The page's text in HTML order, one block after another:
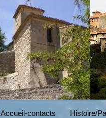
Read More
Accueil-contacts Histoire/